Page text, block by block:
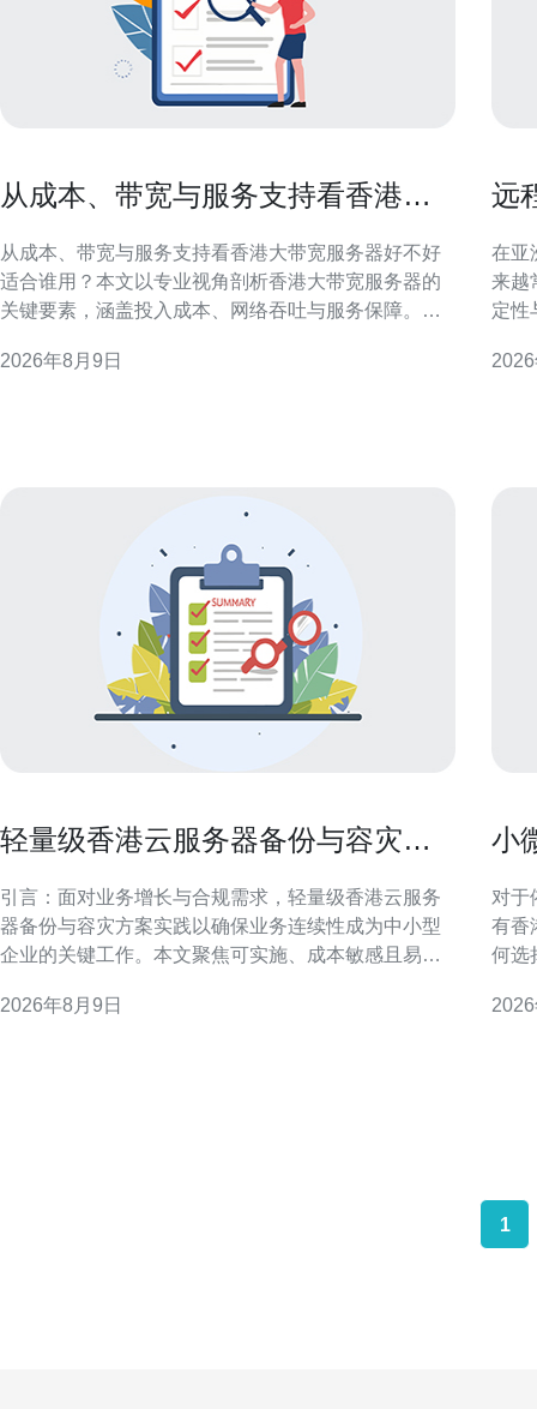
从成本、带宽与服务支持看香港大
从成本、带宽与服务支持看香港大带宽服务器好不好
适合谁用？本文以专业视角剖析香港大带宽服务器的
关键要素，涵盖投入成本、网络吞吐与服务保障。目
据和配置建议。文章兼顾可操作性与合规性考量，便
2026年8月9日
远
在亚
来越
定性
验。
轻量级香港云服务器备份与容灾方
引言：面对业务增长与合规需求，轻量级香港云服务
器备份与容灾方案实践以确保业务连续性成为中小型
企业的关键工作。本文聚焦可实施、成本敏感且易运
恢复。 目标与原则：明确RPO与RTO 制定备份与容
2026年8月9日
小
对于
有香
何选
运维
1